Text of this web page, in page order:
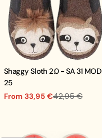
Shaggy Sloth 2.0 - SA 31 MOD
25
Sale
From 33,95 €
Regular
42,95 €